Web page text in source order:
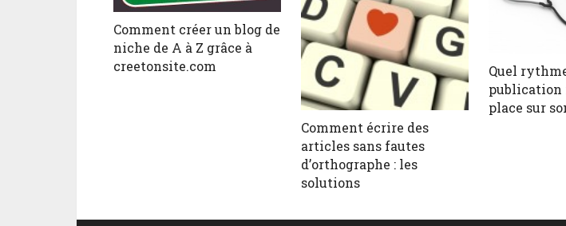
Comment créer un blog de
niche de A à Z grâce à
creetonsite.com
Comment écrire des
articles sans fautes
d’orthographe : les
solutions
Quel
publication
place sur